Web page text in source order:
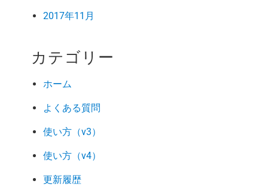
2017年11月
カテゴリー
ホーム
よくある質問
使い方（v3）
使い方（v4）
更新履歴